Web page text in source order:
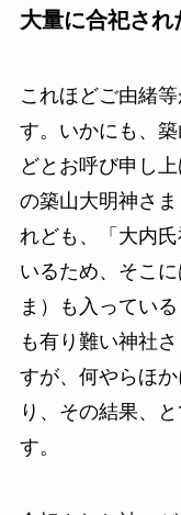
大量に合祀され
これほどご由緒
す。いかにも、
どとお呼び申し
の築山大明神さ
れども、「大内
いるため、そこ
ま）も入ってい
も有り難い神社
すが、何やらほ
り、その結果、
す。